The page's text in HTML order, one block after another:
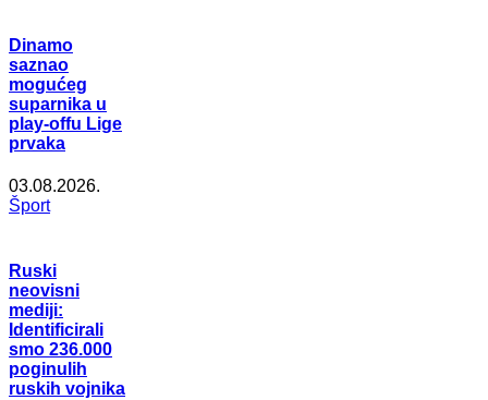
Dinamo
saznao
mogućeg
suparnika u
play-offu Lige
prvaka
03.08.2026.
Šport
Ruski
neovisni
mediji:
Identificirali
smo 236.000
poginulih
ruskih vojnika